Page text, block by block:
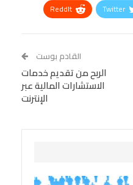
Twitter
ReddIt
VK
BlackBerry
Viber
القادم بوست
الربح من تقديم خدمات
الاستشارات المالية عبر
الإنترنت